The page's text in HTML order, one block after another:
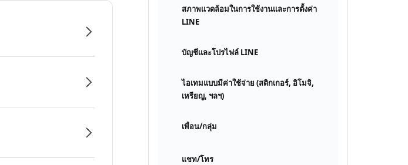
สภาพแวดล้อมในการใช้งานและการตั้งค่า
LINE
บัญชีและโปรไฟล์ LINE
ไอเทมแบบมีค่าใช้จ่าย (สติกเกอร์, อิโมจิ,
เหรียญ, ฯลฯ)
เพื่อน/กลุ่ม
แชท/โทร